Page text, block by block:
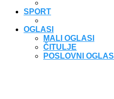
SPORT
OGLASI
MALI OGLASI
ČITULJE
POSLOVNI OGLASI